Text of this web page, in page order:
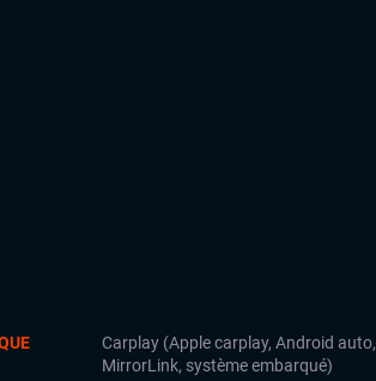
Carplay (Apple carplay, Android auto,
MirrorLink, système embarqué)